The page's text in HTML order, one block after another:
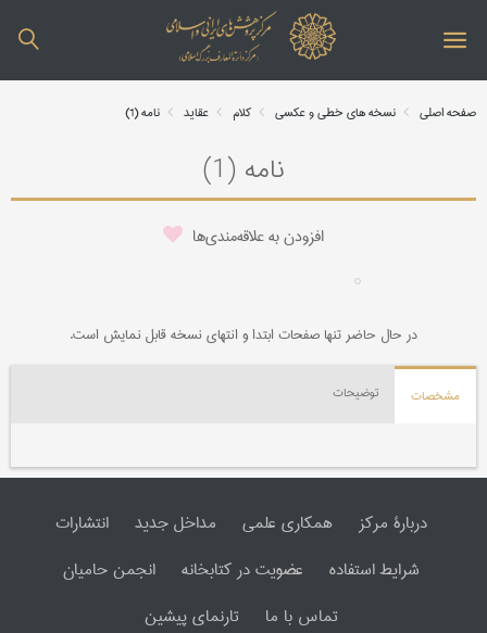
صفحه اصلی نسخه های خطی و عکسی کلام عقاید نامه (1)
نامه (1)
افزودن به علاقه‌مندی‌ها
در حال حاضر تنها صفحات ابتدا و انتهای نسخه قابل نمایش است.
مشخصات توضیحات
دربارۀ مرکز همکاری علمی مداخل جدید
انتشارات
شرایط استفاده
عضویت در کتابخانه
انجمن حامیان
تماس با ما
تارنمای پیشین